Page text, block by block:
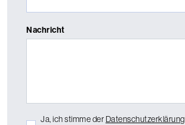
Nachricht
Ja, ich stimme derDatenschutzerklärung